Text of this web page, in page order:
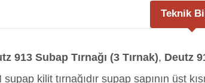
Teknik
913 Subap Tırnağı (3 Tırnak), Deutz
kilit tırnağıdır supap sapının üst